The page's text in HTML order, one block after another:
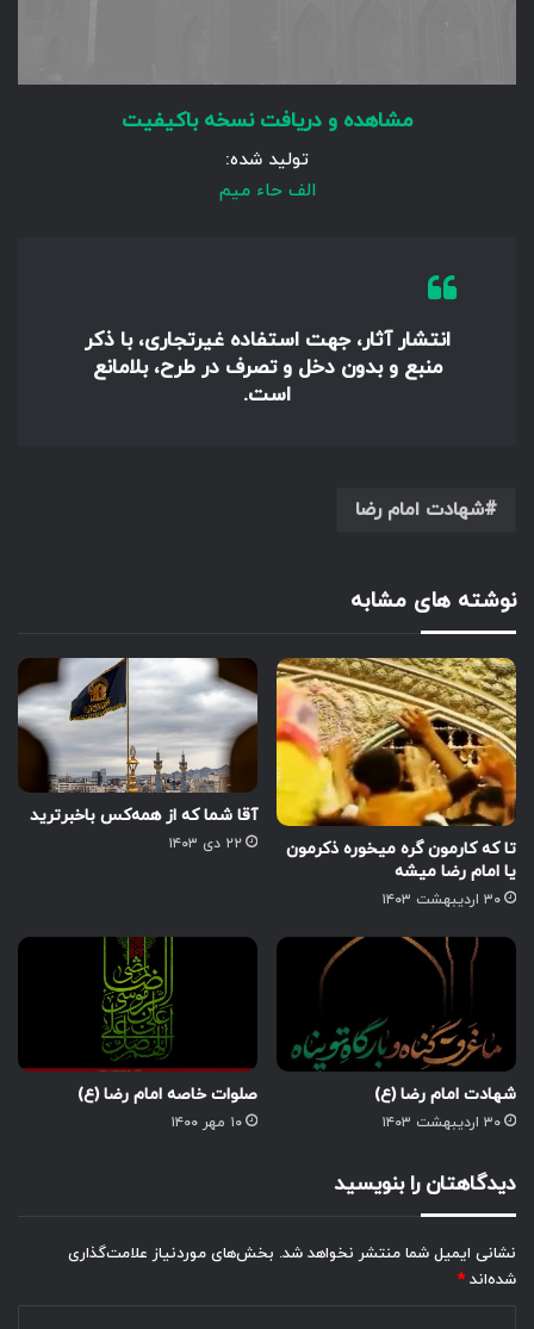
مشاهده و دریافت نسخه باکیفیت
تولید شده:
الف حاء میم
انتشار آثار، جهت استفاده غیرتجاری، با ذکر
منبع و بدون دخل و تصرف در طرح، بلامانع
است.
شهادت امام رضا
نوشته های مشابه
تا که کارمون گره میخوره ذکرمون
یا امام رضا میشه
۳۰ اردیبهشت ۱۴۰۳
آقا شما که از همه‌کس باخبرترید
۲۲ دی ۱۴۰۳
شهادت امام رضا (ع)
۳۰ اردیبهشت ۱۴۰۳
صلوات خاصه امام رضا (ع)
۱۰ مهر ۱۴۰۰
دیدگاهتان را بنویسید
نشانی ایمیل شما منتشر نخواهد شد. بخش‌های موردنیاز علامت‌گذاری
شده‌اند *